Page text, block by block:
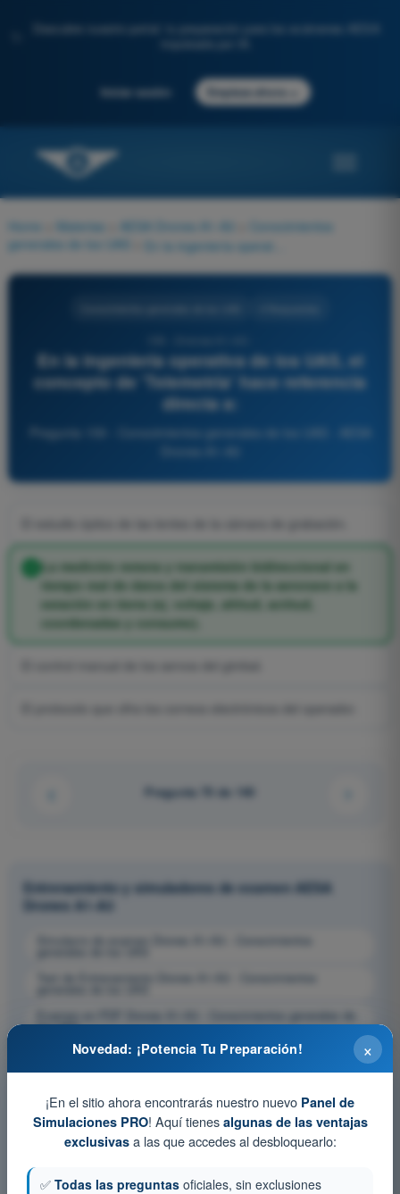
Descubre nuestro portal: tu preparación para los exámenes AESA
Iniciar sesión Empieza ahora
Home Materias AESA Drones A1-A3
Conocimientos
generales de los UAS
En la ingeniería operativa de los UAS, el
concepto de 'Telemetría' hace referencia
directa a:
Pregunta 159 - Conocimientos generales de los UAS - AESA
La medición remota y transmisión bidireccional en
tiempo real de datos del sistema de la aeronave a la
estación en tierra (ej. voltaje, altitud, actitud,
coordenadas y consumo).
Pregunta 70 de 140
Entrenamiento y simuladores de examen AESA
Drones A1-A3
Simulacro de examen Drones A1-A3 - Conocimientos
Test de Entrenamiento Drones A1-A3 - Conocimientos
Examen en PDF Drones A1-A3 - Conocimientos generales de
los UAS
×
Novedad: ¡Potencia Tu Preparación!
¡En el sitio ahora encontrarás nuestro nuevo Panel de
Simulaciones PRO! Aquí tienes algunas de las ventajas
exclusivasa las que accedes al desbloquearlo:
✅ Todas las preguntas oficiales, sin exclusiones